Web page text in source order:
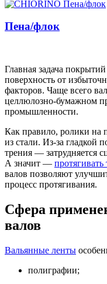
Пена/флок
Главная задача
поверхность от
факторов. Чаще всего
целлюлозно-бумажном
промышленности.
Как правило, ролики на
из стали. Из-за гладкой
трения — затрудняется
А значит — протягивать
валов позволяют
процесс протягивания.
Сфера
валов
Вальянные ленты
полиграфии;